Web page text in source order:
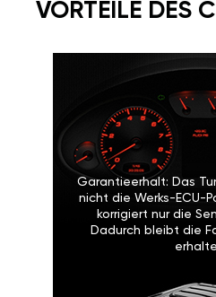
VORTEILE DES
Garantieerhalt: Das
nicht die Werks-ECU-
korrigiert nur die
Dadurch bleibt die